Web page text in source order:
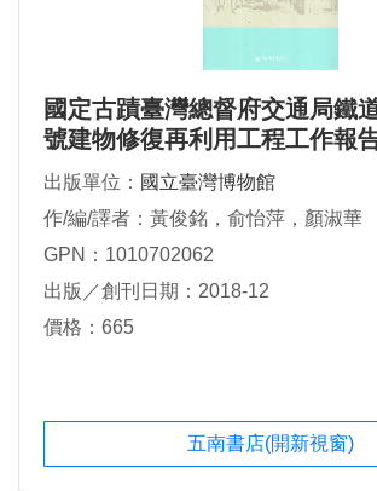
國定古蹟臺灣總督府交通局鐵
號建物修復再利用工程工作報
出版單位： 國立臺灣博物館
作/編/譯者：黃俊銘，俞怡萍，顏淑華
GPN：1010702062
出版／創刊日期：2018-12
價格：665
五南書店(開新視窗)